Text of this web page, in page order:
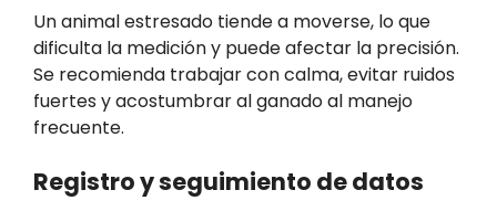
Un animal estresado tiende a moverse, lo que
dificulta la medición y puede afectar la precisión.
Se recomienda trabajar con calma, evitar ruidos
fuertes y acostumbrar al ganado al manejo
frecuente.
Registro y seguimiento de datos